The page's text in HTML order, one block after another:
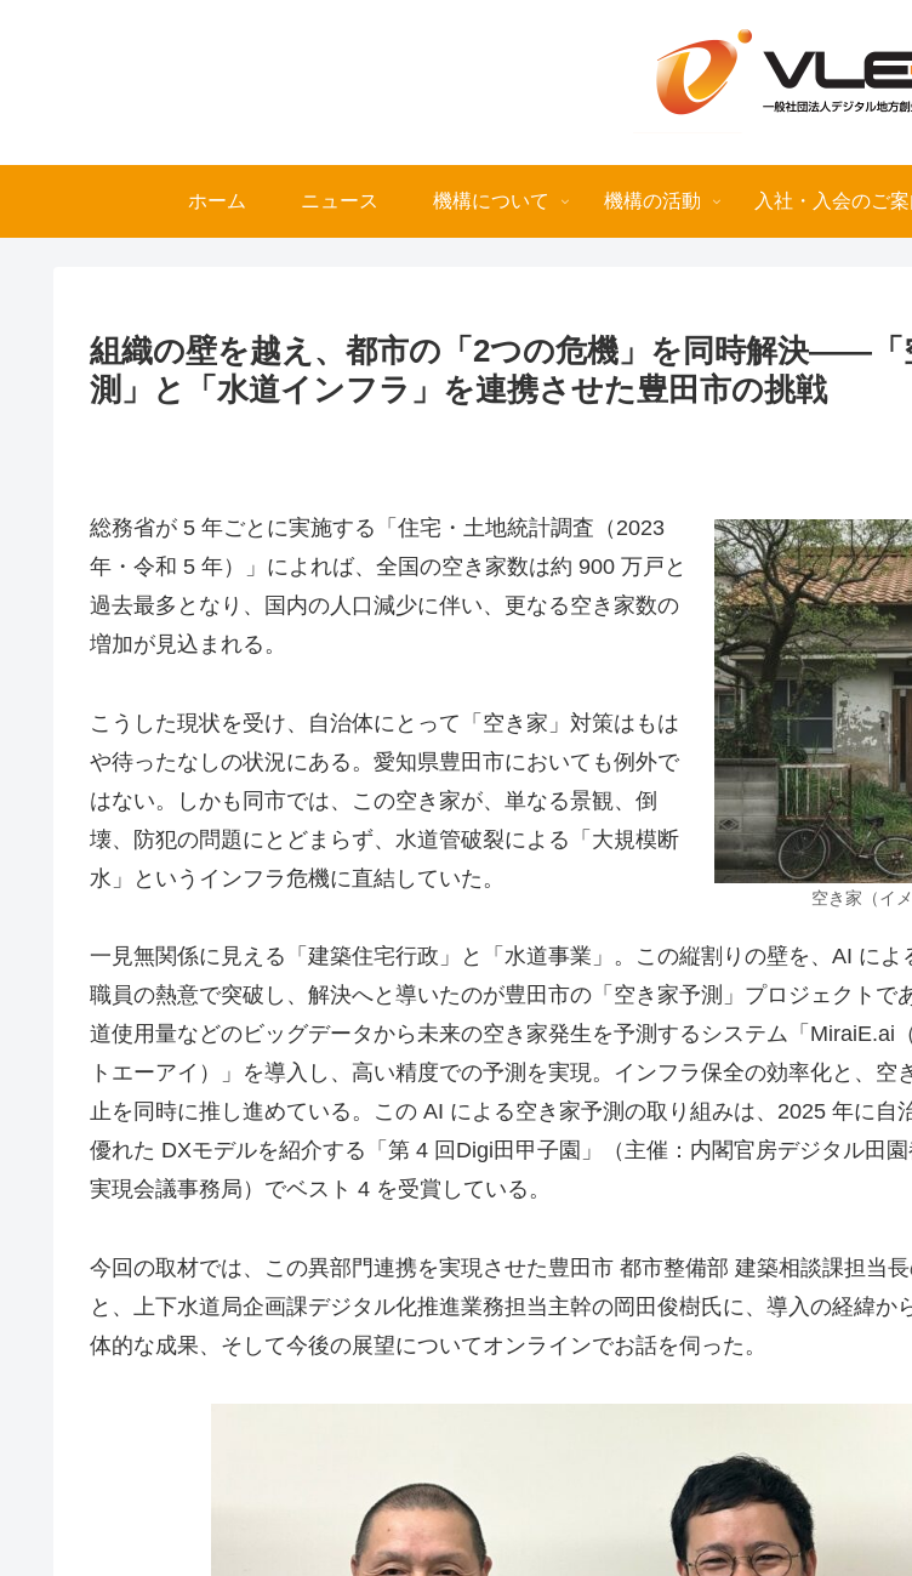
ホーム ニュース 機構について 機構の活動 入社・入会のご
組織の壁を越え、都市の「2つの危機」を同時解決――「
測」と「水道インフラ」を連携させた豊田市の挑戦
空き家（イメ
総務省が 5 年ごとに実施する「住宅・土地統計調査（2023
年・令和 5 年）」によれば、全国の空き家数は約 900 万戸と
過去最多となり、国内の人口減少に伴い、更なる空き家数の
増加が見込まれる。
こうした現状を受け、自治体にとって「空き家」対策はもは
や待ったなしの状況にある。愛知県豊田市においても例外で
はない。しかも同市では、この空き家が、単なる景観、倒
壊、防犯の問題にとどまらず、水道管破裂による「大規模断
水」というインフラ危機に直結していた。
一見無関係に見える「建築住宅行政」と「水道事業」。この縦割りの壁を、AI によ
職員の熱意で突破し、解決へと導いたのが豊田市の「空き家予測」プロジェクトで
道使用量などのビッグデータから未来の空き家発生を予測するシステム「MiraiE.ai
トエーアイ）」を導入し、高い精度での予測を実現。インフラ保全の効率化と、空
止を同時に推し進めている。この AI による空き家予測の取り組みは、2025 年に自
優れた DXモデルを紹介する「第 4 回Digi田甲子園」（主催：内閣官房デジタル田
実現会議事務局）でベスト 4 を受賞している。
今回の取材では、この異部門連携を実現させた豊田市 都市整備部 建築相談課担当
と、上下水道局企画課デジタル化推進業務担当主幹の岡田俊樹氏に、導入の経緯か
体的な成果、そして今後の展望についてオンラインでお話を伺った。